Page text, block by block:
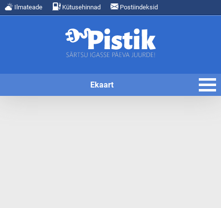
Ilmateade Kütusehinnad Postiindeksid
Ekaart